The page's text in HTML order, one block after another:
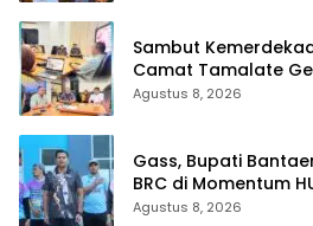
Sambut
Camat Tamalate
Agustus 8, 2026
Gass, Bupati
BRC di Momentum
Agustus 8, 2026